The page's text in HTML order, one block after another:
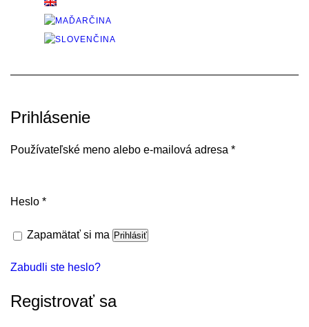
Prihlásenie
Používateľské meno alebo e-mailová adresa *Povinné
Heslo *Povinné
Zapamätať si ma Prihlásiť
Zabudli ste heslo?
Registrovať sa